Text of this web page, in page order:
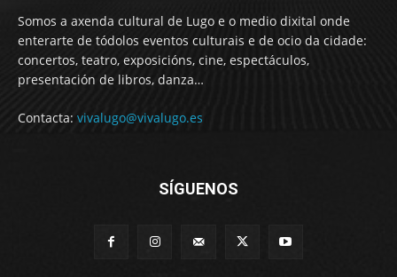
Somos a axenda cultural de Lugo e o medio dixital onde
enterarte de tódolos eventos culturais e de ocio da cidade:
concertos, teatro, exposicións, cine, espectáculos,
presentación de libros, danza…
Contacta: vivalugo@vivalugo.es
SÍGUENOS